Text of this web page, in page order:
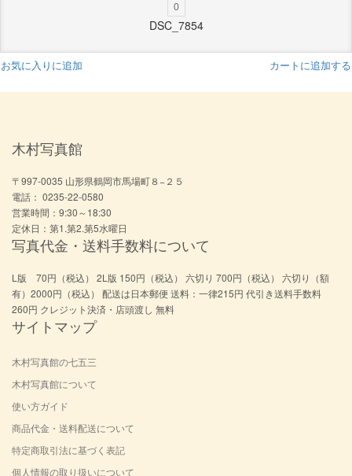
0
DSC_7854
お気に入りに追加 カートに追加する
木村写真館
〒997-0035 山形県鶴岡市馬場町８−２５
電話： 0235-22-0580
営業時間：9:30～18:30
定休日：第1.第2.第5水曜日
写真代金・送料手数料について
L版 70円（税込） 2L版 150円（税込） 六切り 700円（税込） 六切り（額
有）2000円（税込） 配送は日本郵便 送料：一律215円 代引き送料手数料
260円 クレジット決済・店頭渡し 無料
サイトマップ
木村写真館の七五三
木村写真館について
使い方ガイド
商品代金・送料配送について
特定商取引法に基づく表記
個人情報の取り扱いについて